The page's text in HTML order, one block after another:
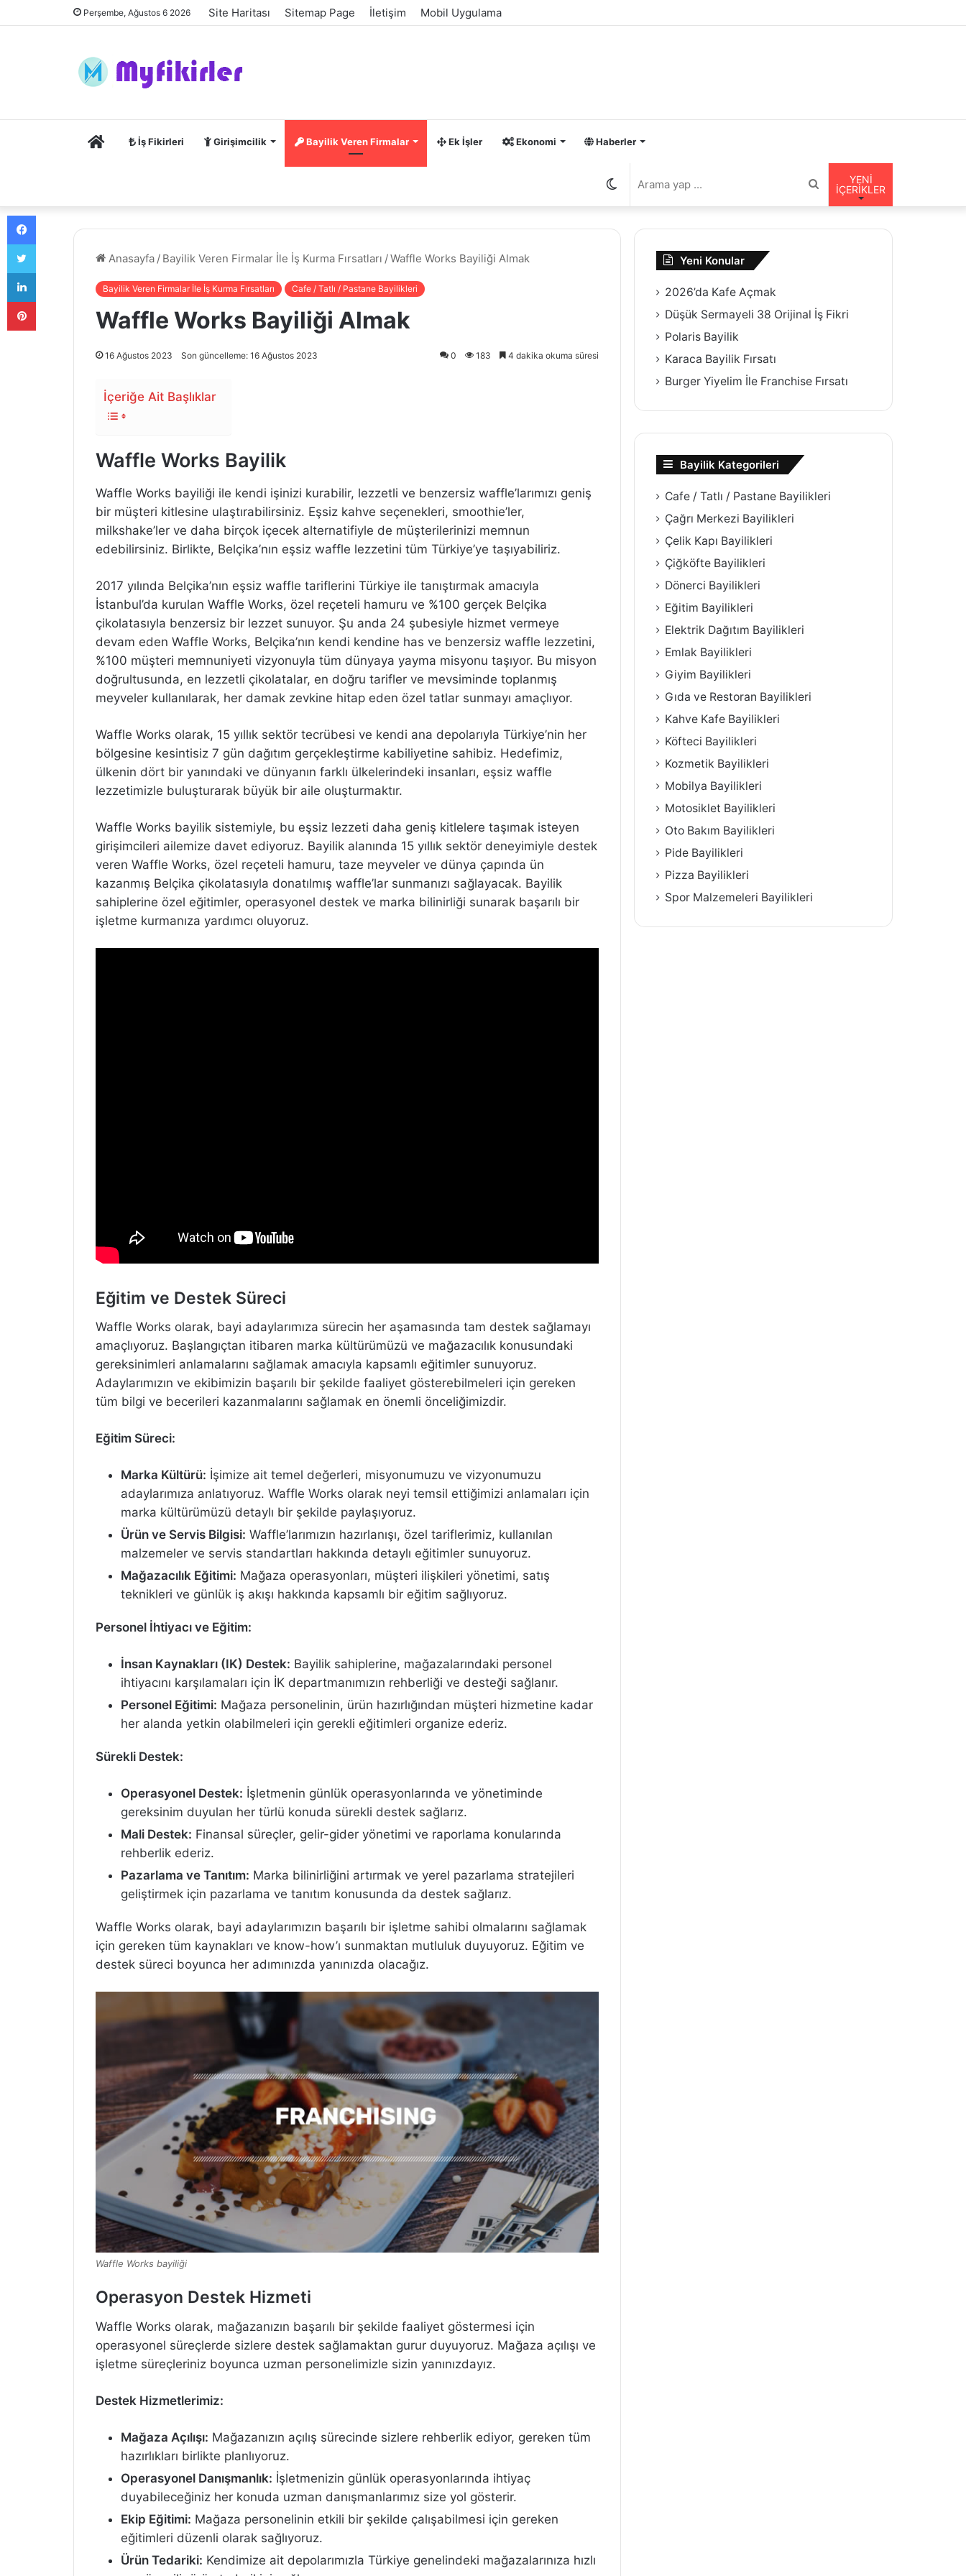
Perşembe, Ağustos 6 2026 Site Haritası Sitemap Page İletişim Mobil Uygulama
Anasayfaİş Fikirleri Girişimcilik Bayilik Veren Firmalar Ek İşler Ekonomi Haberler
YENI
İÇERIKLER
Arama
yap
görünümü
değiştir
Anasayfa / Bayilik Veren Firmalar İle İş Kurma Fırsatları /Waffle Works Bayiliği Almak
Bayilik Veren Firmalar İle İş Kurma Fırsatları Cafe / Tatlı / Pastane Bayilikleri
Waffle Works Bayiliği Almak
16 Ağustos 2023 Son güncelleme: 16 Ağustos 2023 0 183 4 dakika okuma süresi
İçeriğe Ait Başlıklar
Waffle Works Bayilik
Waffle Works bayiliği ile kendi işinizi kurabilir, lezzetli ve benzersiz waffle’larımızı geniş
bir müşteri kitlesine ulaştırabilirsiniz. Eşsiz kahve seçenekleri, smoothie’ler,
milkshake’ler ve daha birçok içecek alternatifiyle de müşterilerinizi memnun
edebilirsiniz. Birlikte, Belçika’nın eşsiz waffle lezzetini tüm Türkiye’ye taşıyabiliriz.
2017 yılında Belçika’nın eşsiz waffle tariflerini Türkiye ile tanıştırmak amacıyla
İstanbul’da kurulan Waffle Works, özel reçeteli hamuru ve %100 gerçek Belçika
çikolatasıyla benzersiz bir lezzet sunuyor. Şu anda 24 şubesiyle hizmet vermeye
devam eden Waffle Works, Belçika’nın kendi kendine has ve benzersiz waffle lezzetini,
%100 müşteri memnuniyeti vizyonuyla tüm dünyaya yayma misyonu taşıyor. Bu misyon
doğrultusunda, en lezzetli çikolatalar, en doğru tarifler ve mevsiminde toplanmış
meyveler kullanılarak, her damak zevkine hitap eden özel tatlar sunmayı amaçlıyor.
Waffle Works olarak, 15 yıllık sektör tecrübesi ve kendi ana depolarıyla Türkiye’nin her
bölgesine kesintisiz 7 gün dağıtım gerçekleştirme kabiliyetine sahibiz. Hedefimiz,
ülkenin dört bir yanındaki ve dünyanın farklı ülkelerindeki insanları, eşsiz waffle
lezzetimizle buluşturarak büyük bir aile oluşturmaktır.
Waffle Works bayilik sistemiyle, bu eşsiz lezzeti daha geniş kitlelere taşımak isteyen
girişimcileri ailemize davet ediyoruz. Bayilik alanında 15 yıllık sektör deneyimiyle destek
veren Waffle Works, özel reçeteli hamuru, taze meyveler ve dünya çapında ün
kazanmış Belçika çikolatasıyla donatılmış waffle’lar sunmanızı sağlayacak. Bayilik
sahiplerine özel eğitimler, operasyonel destek ve marka bilinirliği sunarak başarılı bir
işletme kurmanıza yardımcı oluyoruz.
Eğitim ve Destek Süreci
Waffle Works olarak, bayi adaylarımıza sürecin her aşamasında tam destek sağlamayı
amaçlıyoruz. Başlangıçtan itibaren marka kültürümüzü ve mağazacılık konusundaki
gereksinimleri anlamalarını sağlamak amacıyla kapsamlı eğitimler sunuyoruz.
Adaylarımızın ve ekibimizin başarılı bir şekilde faaliyet gösterebilmeleri için gereken
tüm bilgi ve becerileri kazanmalarını sağlamak en önemli önceliğimizdir.
Eğitim Süreci:
Marka Kültürü: İşimize ait temel değerleri, misyonumuzu ve vizyonumuzu
adaylarımıza anlatıyoruz. Waffle Works olarak neyi temsil ettiğimizi anlamaları için
marka kültürümüzü detaylı bir şekilde paylaşıyoruz.
Ürün ve Servis Bilgisi: Waffle’larımızın hazırlanışı, özel tariflerimiz, kullanılan
malzemeler ve servis standartları hakkında detaylı eğitimler sunuyoruz.
Mağazacılık Eğitimi: Mağaza operasyonları, müşteri ilişkileri yönetimi, satış
teknikleri ve günlük iş akışı hakkında kapsamlı bir eğitim sağlıyoruz.
Personel İhtiyacı ve Eğitim:
İnsan Kaynakları (IK) Destek: Bayilik sahiplerine, mağazalarındaki personel
ihtiyacını karşılamaları için İK departmanımızın rehberliği ve desteği sağlanır.
Personel Eğitimi: Mağaza personelinin, ürün hazırlığından müşteri hizmetine kadar
her alanda yetkin olabilmeleri için gerekli eğitimleri organize ederiz.
Sürekli Destek:
Operasyonel Destek: İşletmenin günlük operasyonlarında ve yönetiminde
gereksinim duyulan her türlü konuda sürekli destek sağlarız.
Mali Destek: Finansal süreçler, gelir-gider yönetimi ve raporlama konularında
rehberlik ederiz.
Pazarlama ve Tanıtım: Marka bilinirliğini artırmak ve yerel pazarlama stratejileri
geliştirmek için pazarlama ve tanıtım konusunda da destek sağlarız.
Waffle Works olarak, bayi adaylarımızın başarılı bir işletme sahibi olmalarını sağlamak
için gereken tüm kaynakları ve know-how’ı sunmaktan mutluluk duyuyoruz. Eğitim ve
destek süreci boyunca her adımınızda yanınızda olacağız.
Waffle Works bayiliği
Operasyon Destek Hizmeti
Waffle Works olarak, mağazanızın başarılı bir şekilde faaliyet göstermesi için
operasyonel süreçlerde sizlere destek sağlamaktan gurur duyuyoruz. Mağaza açılışı ve
işletme süreçleriniz boyunca uzman personelimizle sizin yanınızdayız.
Destek Hizmetlerimiz:
Mağaza Açılışı: Mağazanızın açılış sürecinde sizlere rehberlik ediyor, gereken tüm
hazırlıkları birlikte planlıyoruz.
Operasyonel Danışmanlık: İşletmenizin günlük operasyonlarında ihtiyaç
duyabileceğiniz her konuda uzman danışmanlarımız size yol gösterir.
Ekip Eğitimi: Mağaza personelinin etkili bir şekilde çalışabilmesi için gereken
eğitimleri düzenli olarak sağlıyoruz.
Ürün Tedariki: Kendimize ait depolarımızla Türkiye genelindeki mağazalarınıza hızlı
Yeni Konular
2026’da Kafe Açmak
Düşük Sermayeli 38 Orijinal İş Fikri
Polaris Bayilik
Karaca Bayilik Fırsatı
Burger Yiyelim İle Franchise Fırsatı
Bayilik Kategorileri
Cafe / Tatlı / Pastane Bayilikleri
Çağrı Merkezi Bayilikleri
Çelik Kapı Bayilikleri
Çiğköfte Bayilikleri
Dönerci Bayilikleri
Eğitim Bayilikleri
Elektrik Dağıtım Bayilikleri
Emlak Bayilikleri
Giyim Bayilikleri
Gıda ve Restoran Bayilikleri
Kahve Kafe Bayilikleri
Köfteci Bayilikleri
Kozmetik Bayilikleri
Mobilya Bayilikleri
Motosiklet Bayilikleri
Oto Bakım Bayilikleri
Pide Bayilikleri
Pizza Bayilikleri
Spor Malzemeleri Bayilikleri
Facebook
Twitter
LinkedIn
Pinterest